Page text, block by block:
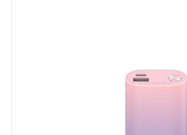
Оплачивайте сегодня только